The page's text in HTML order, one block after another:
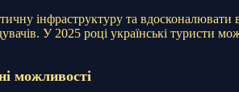
інфраструктуру та вдосконалювати
У 2025 році українські туристи
можливості